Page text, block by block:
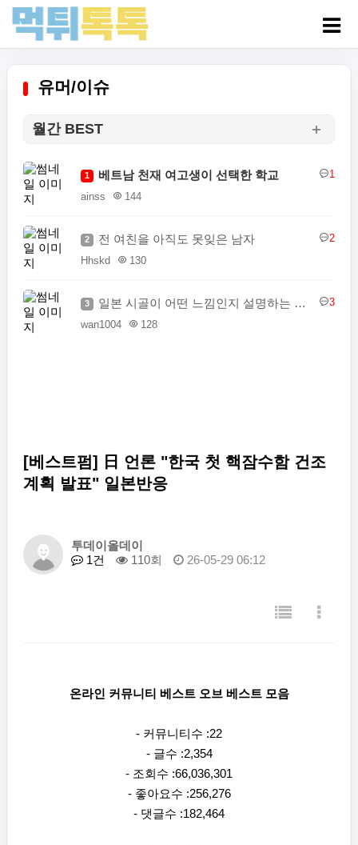
유머/이슈
월간 BEST
1 베트남 천재 여고생이 선택한 학교
1
ainss
144
2 전 여친을 아직도 못잊은 남자
2
Hhskd
130
3 일본 시골이 어떤 느낌인지 설명하는 일본인
3
wan1004
128
[베스트펌] 日 언론 "한국 첫 핵잠수함 건조
계획 발표" 일본반응
투데이올데이
1건
110회 26-05-29 06:12
온라인 커뮤니티 베스트 오브 베스트 모음
- 커뮤니티수 :22
- 글수 :2,354
- 조회수 :66,036,301
- 좋아요수 :256,276
- 댓글수 :182,464